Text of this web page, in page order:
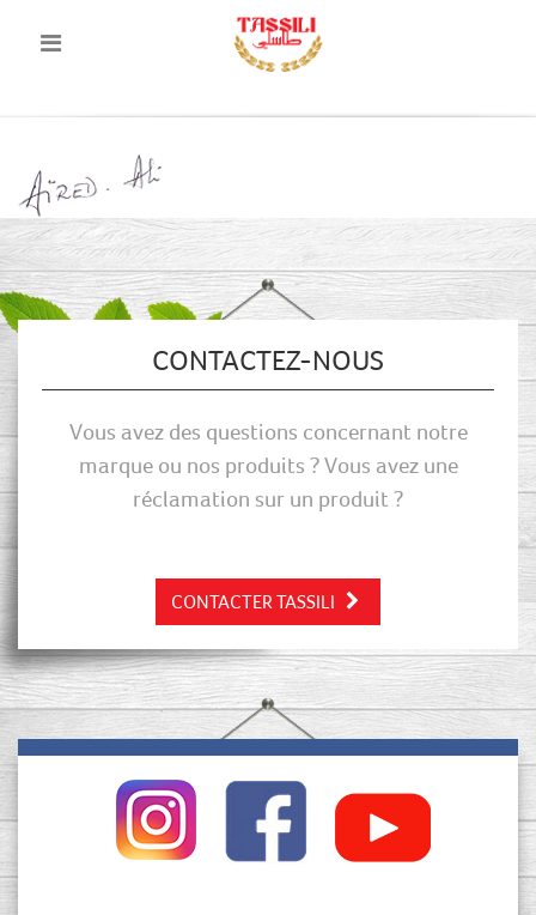
CONTACTEZ-NOUS
Vous avez des questions concernant notre
marque ou nos produits ? Vous avez une
réclamation sur un produit ?
CONTACTER TASSILI